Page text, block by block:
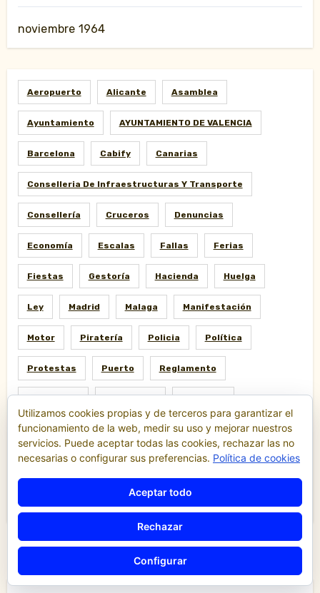
noviembre 1964
Aeropuerto Alicante Asamblea
Ayuntamiento AYUNTAMIENTO DE VALENCIA
Barcelona Cabify Canarias
Conselleria De Infraestructuras Y Transporte
Consellería Cruceros Denuncias
Economía Escalas Fallas Ferias
Fiestas Gestoría Hacienda Huelga
Ley Madrid Malaga Manifestación
Motor Piratería Policia Política
Protestas Puerto Reglamento
Sucesos Tarifas Taxi Tecnologia
Tribunales Tráfico TTIP Uber
Valencia VTC
Utilizamos cookies propias y de terceros para garantizar el
funcionamiento de la web, medir su uso y mejorar nuestros
servicios. Puede aceptar todas las cookies, rechazar las no
necesarias o configurar sus preferencias. Política de cookies
Aceptar todo
Rechazar
Configurar